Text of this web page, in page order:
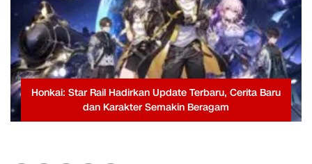
Honkai: Star Rail Hadirkan Update Terbaru, Cerita Baru
dan Karakter Semakin Beragam